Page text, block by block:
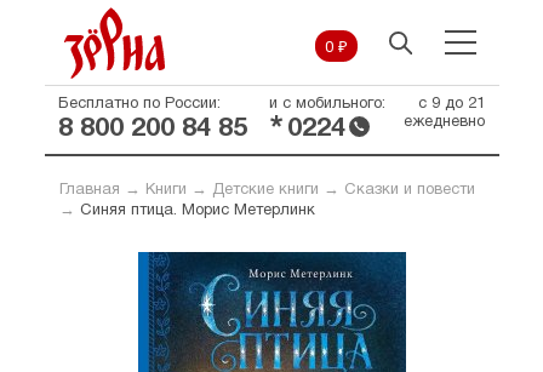
0 ₽
Бесплатно по России:
8 800 200 84 85
и с мобильного:
* 0224
с 9 до 21
ежедневно
Главная → Книги → Детские книги →
Сказки и повести
→ Синяя птица. Морис Метерлинк